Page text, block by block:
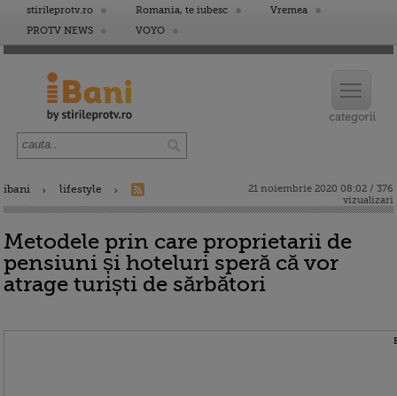
stirileprotv.ro Romania, te iubesc
Vremea
PROTV NEWS
VOYO
ibani lifestyle
21 noiembrie 2020 08:02 / 376
vizualizari
Metodele prin care proprietarii de
pensiuni și hoteluri speră că vor
atrage turiști de sărbători